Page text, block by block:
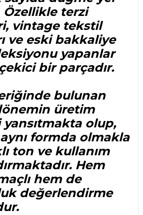
Özellikle terzi
vintage tekstil
ve eski bakkaliye
yapanlar
bir parçadır.
bulunan
üretim
olup,
formda olmakla
ton ve kullanım
Hem
hem de
değerlendirme